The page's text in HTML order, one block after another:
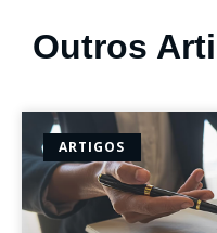
Outros
ARTIGOS